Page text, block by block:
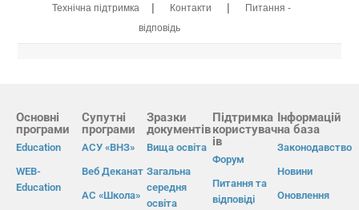
Технічна підтримка | Контакти |
Питання -
відповідь
Основні
програми
Education
WEB-
Education
Супутні
програми
АСУ «ВНЗ»
Веб Деканат
АС «Школа»
Зразки
документів
Вища освіта
Загальна
середня
освіта
Підтримка
користувач
ів
Форум
Питання та
відповіді
Інформацій
на база
Законодавство
Новини
Оновлення